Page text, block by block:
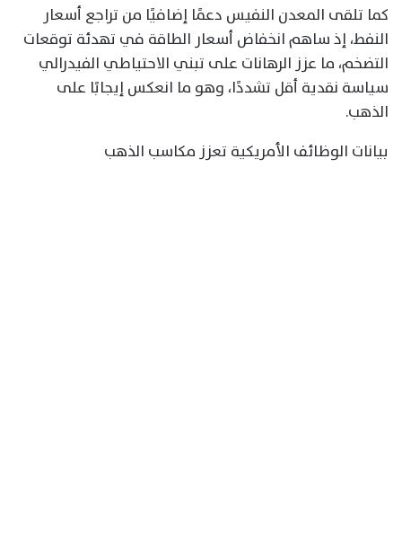
كما تلقى المعدن النفيس دعمًا إضافيًا من تراجع أسعار
النفط، إذ ساهم انخفاض أسعار الطاقة في تهدئة توقعات
التضخم، ما عزز الرهانات على تبني الاحتياطي الفيدرالي
سياسة نقدية أقل تشددًا، وهو ما انعكس إيجابًا على
الذهب.
بيانات الوظائف الأمريكية تعزز مكاسب الذهب